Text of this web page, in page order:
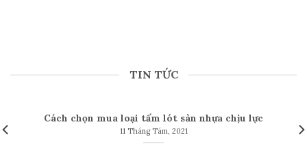
TIN TỨC
Cách chọn mua loại tấm lót sàn nhựa chịu lực
11 Tháng Tám, 2021